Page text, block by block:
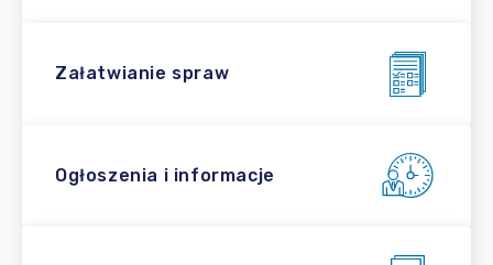
Załatwianie spraw
Ogłoszenia i informacje